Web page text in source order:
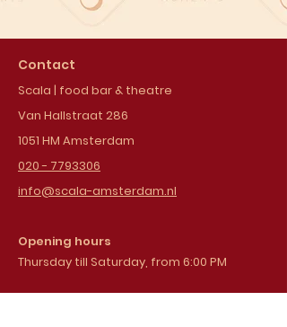
Contact
Scala | food bar & theatre
Van Hallstraat 286
1051 HM Amsterdam
020 - 7793306
info@scala-amsterdam.nl
Opening hours
Thursday till Saturday, from 6:00 PM